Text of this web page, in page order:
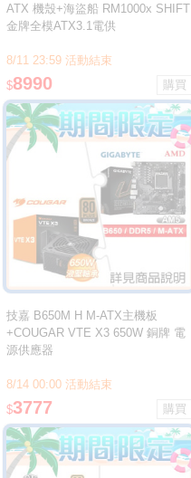
ATX 機殼+海盜船 RM1000x SHIFT
金牌全模ATX3.1電供
8/11 23:59 活動結束
$8990
技嘉 B650M H M-ATX主機板
+COUGAR VTE X3 650W 銅牌 電
源供應器
8/14 00:00 活動結束
$3777